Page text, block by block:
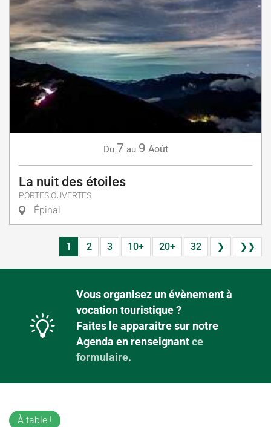
Du 7 au 9 Août
La nuit des étoiles
PORTES OUVERTES
Épinal
1 2 3 10+ 20+ 32 ❯ ❯❯
Vous organisez un évènement à
vocation touristique ?
Faites le apparaitre sur notre
Agenda en renseignantce
formulaire.
À table !